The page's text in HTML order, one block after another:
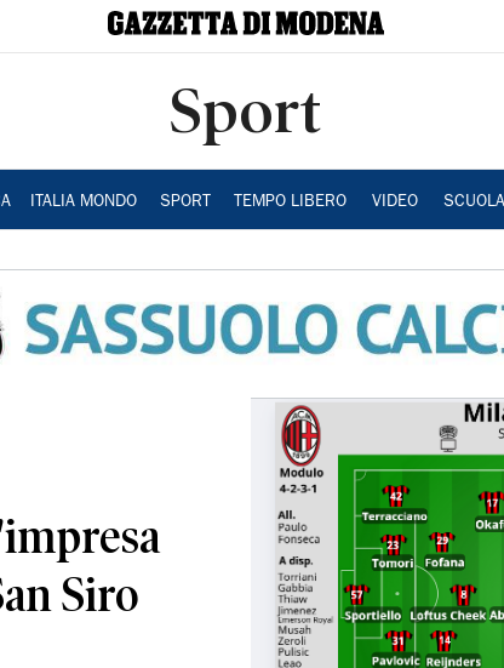
Sport
ITALIA MONDO SPORT TEMPO LIBERO VIDEO
Siro